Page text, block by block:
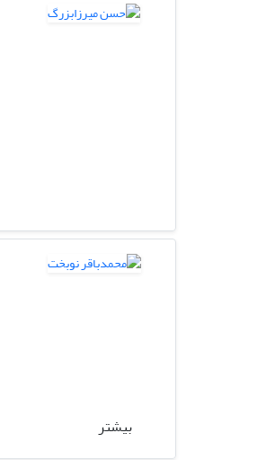
بیشتر